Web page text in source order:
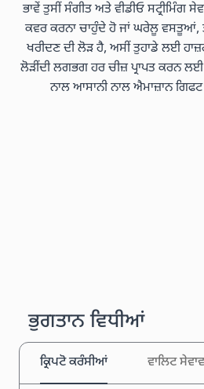
ਭਾਵੇਂ ਤੁਸੀਂ ਸੰਗੀਤ ਅਤੇ ਵੀਡੀਓ ਸਟ੍ਰੀਮਿੰਗ
ਕਵਰ ਕਰਨਾ ਚਾਹੁੰਦੇ ਹੋ ਜਾਂ ਘਰੇਲੂ ਵਸਤੂਆਂ,
ਖਰੀਦਣ ਦੀ ਲੋੜ ਹੈ, ਅਸੀਂ ਤੁਹਾਡੇ ਲਈ
ਲੋੜੀਂਦੀ ਲਗਭਗ ਹਰ ਚੀਜ਼ ਪ੍ਰਾਪਤ ਕਰਨ ਲਈ
ਨਾਲ ਆਸਾਨੀ ਨਾਲ ਐਮਾਜ਼ਾਨ
ਭੁਗਤਾਨ ਵਿਧੀਆਂ
ਕ੍ਰਿਪਟੋ ਕਰੰਸੀਆਂ ਵਾਲਿਟ